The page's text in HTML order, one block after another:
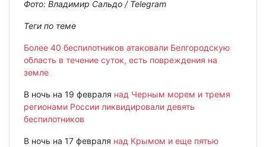
Фото: Владимир Сальдо / Telegram
Теги по теме
Более 40 беспилотников атаковали Белгородскую
область в течение суток, есть повреждения на
земле
В ночь на 19 февраля над Черным морем и тремя
регионами России ликвидировали девять
беспилотников
В ночь на 17 февраля над Крымом и еще пятью